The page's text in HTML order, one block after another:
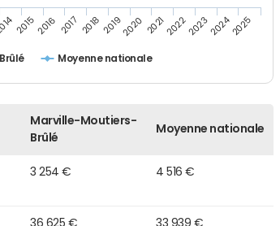
Moyenne nationale
20152016 2017 201820192020 20212022202320242025
Marville-Moutiers-
Brûlé
Moyenne nationale
3 254 € 4 516 €
36 625 € 33 939 €